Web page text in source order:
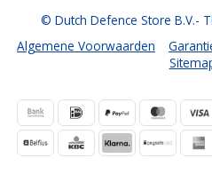
Algemene Voorwaarden
© Dutch Defence Store B.V.-